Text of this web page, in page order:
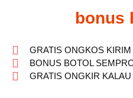
bonus
GRATIS ONGKOS
BONUS BOTOL
GRATIS ONGKIR